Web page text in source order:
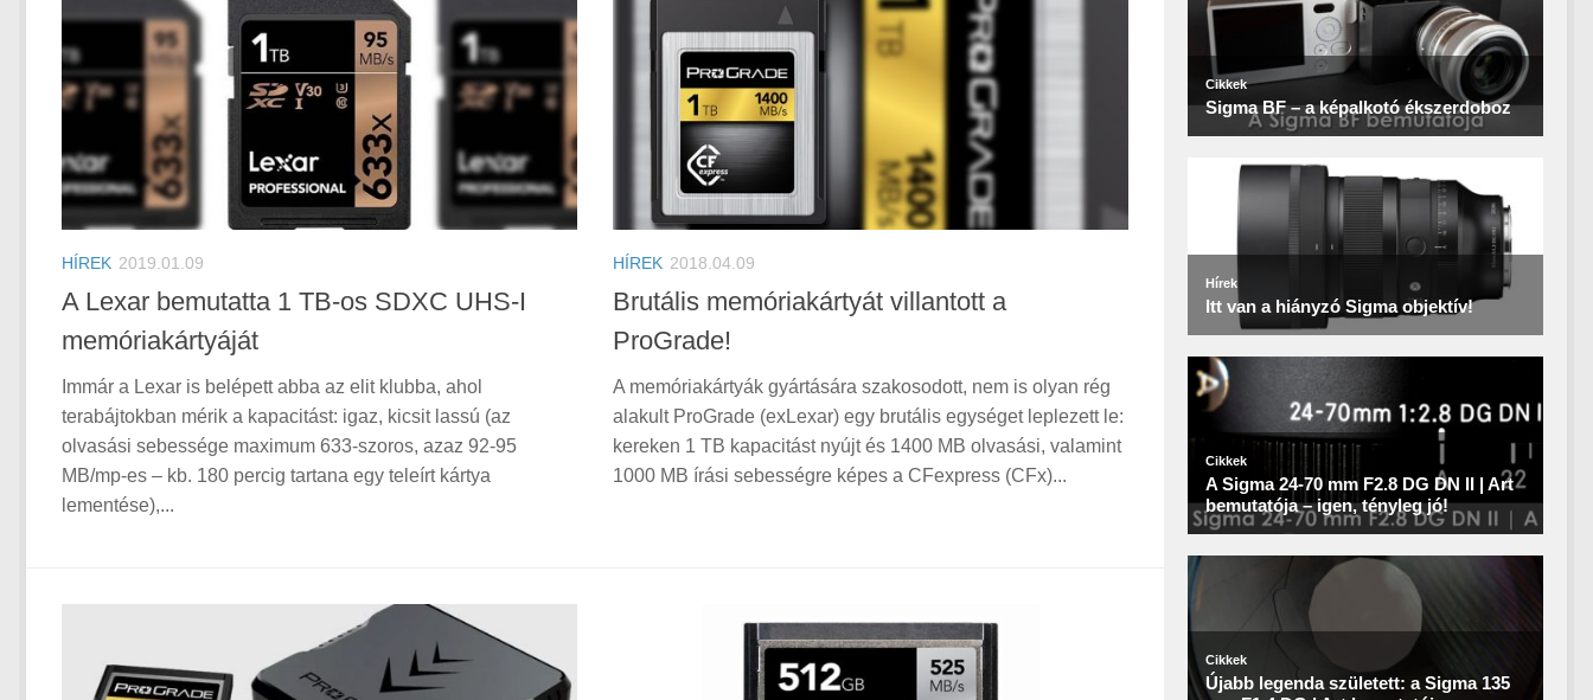
HÍREK 2019.01.09
A Lexar bemutatta 1 TB-os SDXC UHS-I
memóriakártyáját
Immár a Lexar is belépett abba az elit klubba, ahol
terabájtokban mérik a kapacitást: igaz, kicsit lassú (az
olvasási sebessége maximum 633-szoros, azaz 92-95
MB/mp-es – kb. 180 percig tartana egy teleírt kártya
lementése),...
HÍREK 2018.04.09
Brutális memóriakártyát villantott a
ProGrade!
A memóriakártyák gyártására szakosodott, nem is olyan rég
alakult ProGrade (exLexar) egy brutális egységet leplezett le:
kereken 1 TB kapacitást nyújt és 1400 MB olvasási, valamint
1000 MB írási sebességre képes a CFexpress (CFx)...